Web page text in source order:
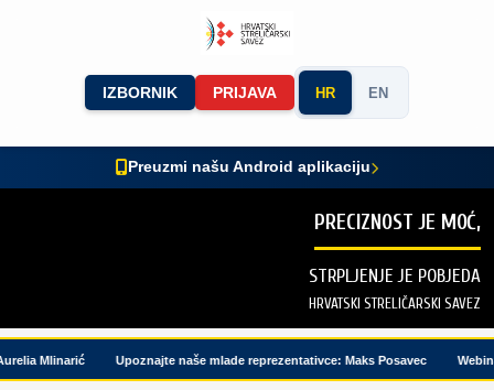
IZBORNIK PRIJAVA HR EN
Preuzmi našu Android aplikaciju
PRECIZNOST JE MOĆ,
STRPLJENJE JE POBJEDA
HRVATSKI STRELIČARSKI SAVEZ
Mlinarić Upoznajte naše mlade reprezentativce: Maks Posavec Webinar